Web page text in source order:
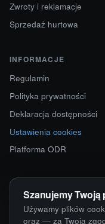
Zwroty i reklamacje
Sprzedaż hurtowa
INFORMACJE
Regulamin
Polityka prywatności
Deklaracja dostępności
Ustawienia cookies
Platforma ODR
KONTAKT
ul. Starokościelna 12
63-750 Sulmierzyce
Szanujemy
Używamy plików
oraz — za Twoją